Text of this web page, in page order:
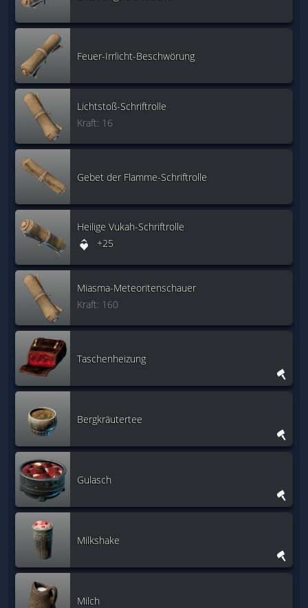
Feuer-Irrlicht-Beschwörung
Lichtstoß-Schriftrolle
Kraft: 16
Gebet der Flamme-Schriftrolle
Heilige Vukah-Schriftrolle
+25
Miasma-Meteoritenschauer
Kraft: 160
Taschenheizung
Bergkräutertee
Gulasch
Milkshake
Milch